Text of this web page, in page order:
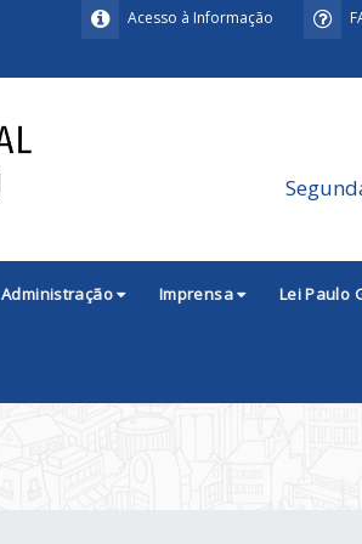
Acesso à Informação
Administração Imprensa Lei Paulo